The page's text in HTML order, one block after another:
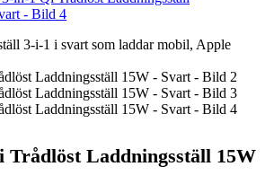
Trådlöst Laddningsställ 15W